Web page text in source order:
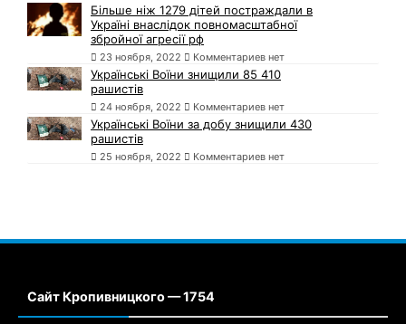
Більше ніж 1279 дітей постраждали в
Україні внаслідок повномасштабної
збройної агресії рф
23 ноября, 2022 Комментариев нет
Українські Воїни знищили 85 410
рашистів
24 ноября, 2022 Комментариев нет
Українські Воїни за добу знищили 430
рашистів
25 ноября, 2022 Комментариев нет
Сайт Кропивницкого — 1754